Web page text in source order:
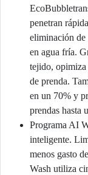
penetran
eliminación de
en agua fría.
tejido, opimiza
de prenda.
en un 70% y
prendas hasta
Programa AI
inteligente.
menos gasto
Wash utiliza